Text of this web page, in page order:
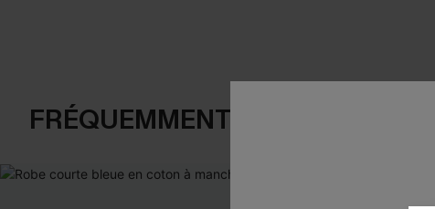
FRÉQUEMMENT ACHETÉS